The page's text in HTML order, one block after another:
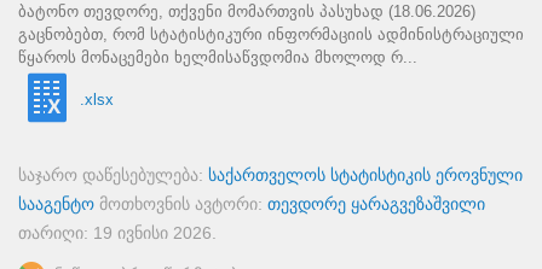
ბატონო თევდორე, თქვენი მომართვის პასუხად (18.06.2026)
გაცნობებთ, რომ სტატისტიკური ინფორმაციის ადმინისტრაციული
წყაროს მონაცემები ხელმისაწვდომია მხოლოდ რ...
.xlsx
საჯარო დაწესებულება: საქართველოს სტატისტიკის ეროვნული
სააგენტო მოთხოვნის ავტორი: თევდორე ყარაგვეზაშვილი
თარიღი: 19 ივნისი 2026